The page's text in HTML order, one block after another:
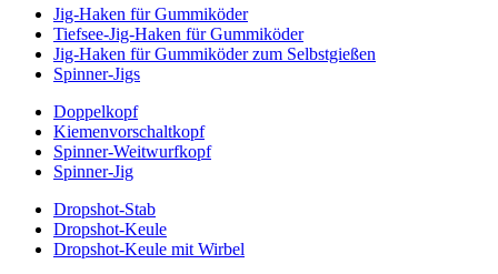
Jig-Haken für Gummiköder
Tiefsee-Jig-Haken für Gummiköder
Jig-Haken für Gummiköder zum Selbstgießen
Spinner-Jigs
Doppelkopf
Kiemenvorschaltkopf
Spinner-Weitwurfkopf
Spinner-Jig
Dropshot-Stab
Dropshot-Keule
Dropshot-Keule mit Wirbel